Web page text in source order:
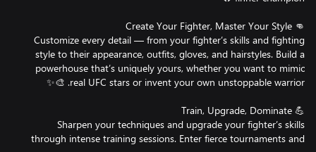
Customize every detail — from your fighter’s skills and fighting
style to their appearance, outfits, gloves, and hairstyles. Build a
powerhouse that’s uniquely yours, whether you want to mimic
Sharpen your techniques and upgrade your fighter’s skills
through intense training sessions. Enter fierce tournaments and